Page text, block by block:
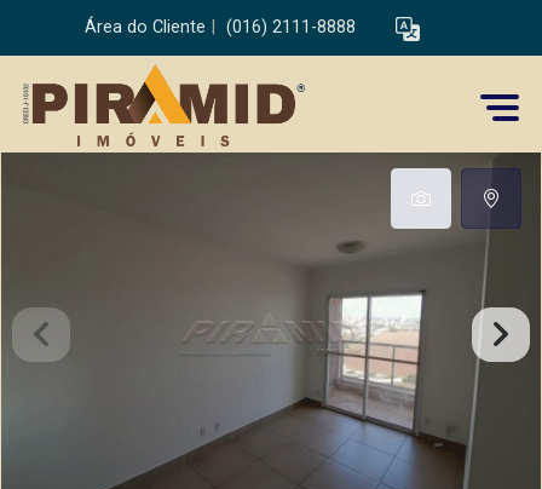
Área do Cliente (016) 2111-8888